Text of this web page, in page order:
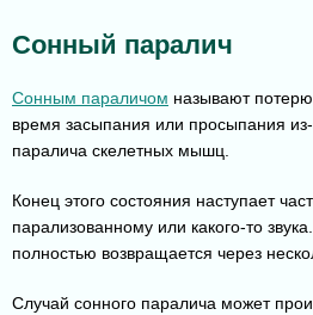
Сонный паралич
Сонным параличом называют потерю
время засыпания или просыпания
паралича скелетных мышц.
Конец этого состояния наступает
парализованному или какого-то
полностью возвращается через
Случай сонного паралича может